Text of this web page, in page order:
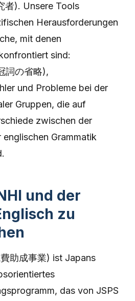
者). Unsere Tools
Herausforderungen
mit denen
sind:
詞の省略),
und Probleme bei der
Gruppen, die auf
zwischen der
Grammatik
und der
zu
助成事業) ist Japans
das von JSPS